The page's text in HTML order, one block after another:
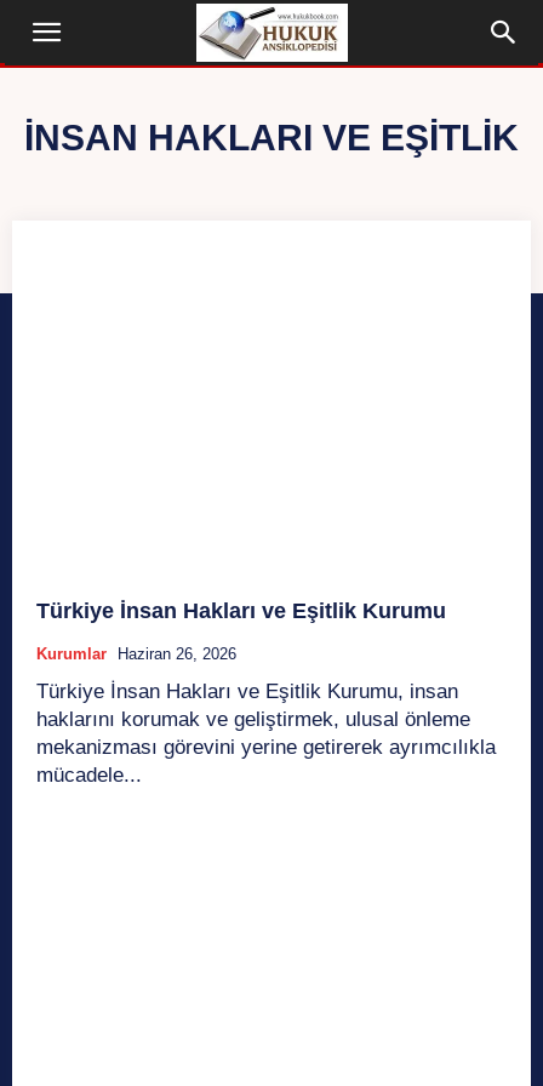
İNSAN HAKLARI VE EŞITLIK
Türkiye İnsan Hakları ve Eşitlik Kurumu
Kurumlar Haziran 26, 2026
Türkiye İnsan Hakları ve Eşitlik Kurumu, insan
haklarını korumak ve geliştirmek, ulusal önleme
mekanizması görevini yerine getirerek ayrımcılıkla
mücadele...